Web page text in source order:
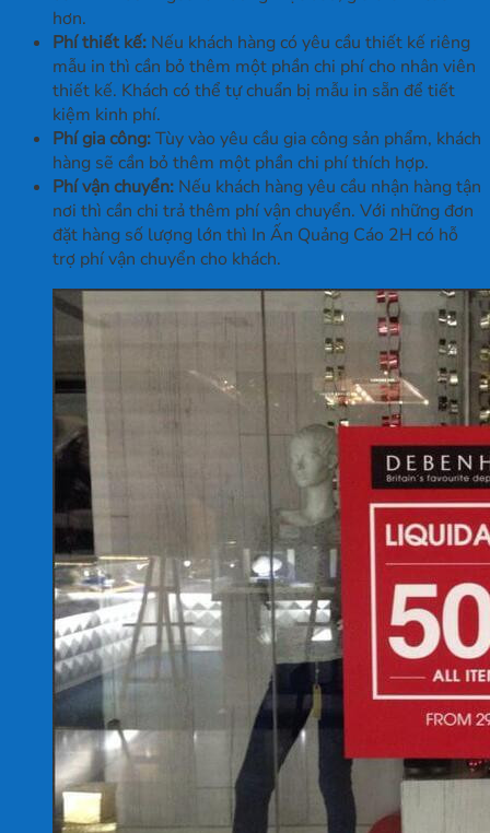
hơn.
Phí thiết kế: Nếu khách hàng có yêu cầu thiết kế riêng
mẫu in thì cần bỏ thêm một phần chi phí cho nhân viên
thiết kế. Khách có thể tự chuẩn bị mẫu in sẵn để tiết
kiệm kinh phí.
Phí gia công:Tùy vào yêu cầu gia công sản phẩm, khách
hàng sẽ cần bỏ thêm một phần chi phí thích hợp.
Phí vận chuyển: Nếu khách hàng yêu cầu nhận hàng tận
nơi thì cần chi trả thêm phí vận chuyển. Với những đơn
đặt hàng số lượng lớn thì In Ấn Quảng Cáo 2H có hỗ
trợ phí vận chuyển cho khách.